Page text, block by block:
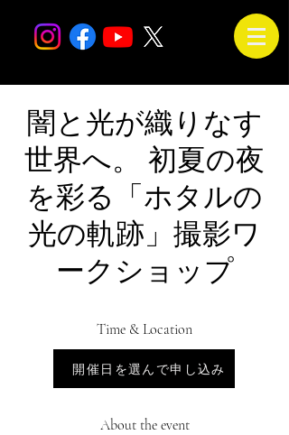
闇と光が織りなす
世界へ。 初夏の夜
を彩る「ホタルの
光の軌跡」撮影ワ
ークショップ
Time & Location
Jul 14, 2026, 6:00 PM – 9:30 PM
会場は未定です。
About the event
開催日を選んで申し込み